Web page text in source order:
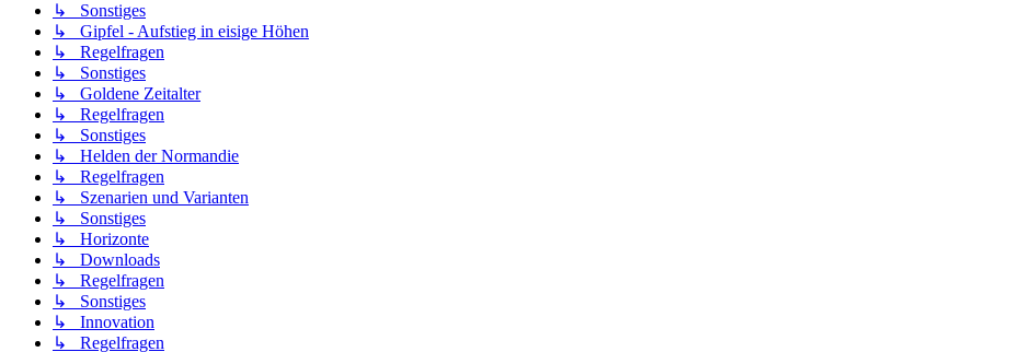
↳ Sonstiges
↳ Gipfel - Aufstieg in eisige Höhen
↳ Regelfragen
↳ Sonstiges
↳ Goldene Zeitalter
↳ Regelfragen
↳ Sonstiges
↳ Helden der Normandie
↳ Regelfragen
↳ Szenarien und Varianten
↳ Sonstiges
↳ Horizonte
↳ Downloads
↳ Regelfragen
↳ Sonstiges
↳ Innovation
↳ Regelfragen